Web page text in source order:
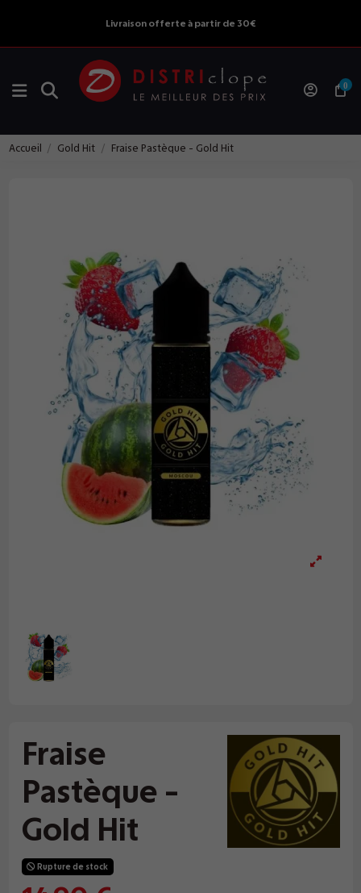
Livraison offerte à partir de 30€
0
Accueil Gold Hit Fraise Pastèque - Gold Hit
Fraise
Pastèque -
Gold Hit
Rupture de stock